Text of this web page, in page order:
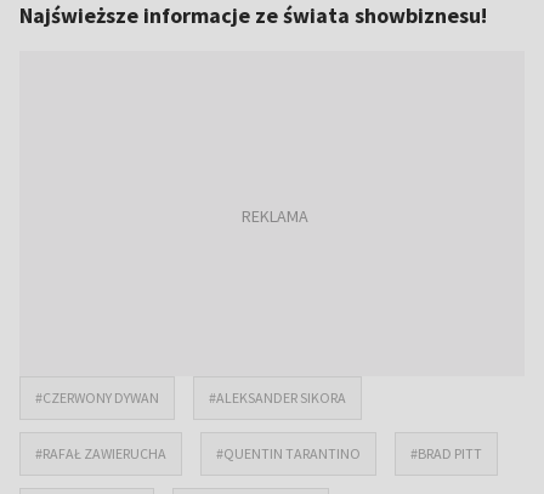
Najświeższe informacje ze świata showbiznesu!
#CZERWONY DYWAN #ALEKSANDER SIKORA
#RAFAŁ ZAWIERUCHA #QUENTIN TARANTINO #BRAD PITT